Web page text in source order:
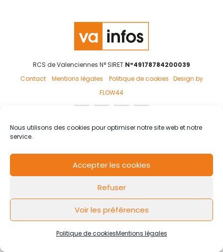
Nous utilisons des cookies pour optimiser notre site web et notre
service.
Accepter les cookies
Refuser
Voir les préférences
Politique de cookiesMentions légales
RCS de Valenciennes N° SIRET N°49178784200039
Contact
Mentions légales Politique de cookies Design by
FLOW44